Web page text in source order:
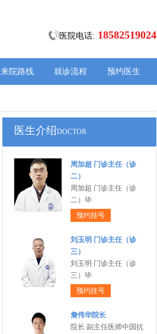
医院电话: 18582519024
来院路线 就诊流程 预约医生
医生介绍DOCTOR
周加超 门诊主任（诊
二）
周加超 门诊主任（诊
二）毕
预约挂号
刘玉明 门诊主任（诊
三）
刘玉明 门诊主任（诊
三）毕
预约挂号
詹伟华院长
院长 副主任医师中国抗